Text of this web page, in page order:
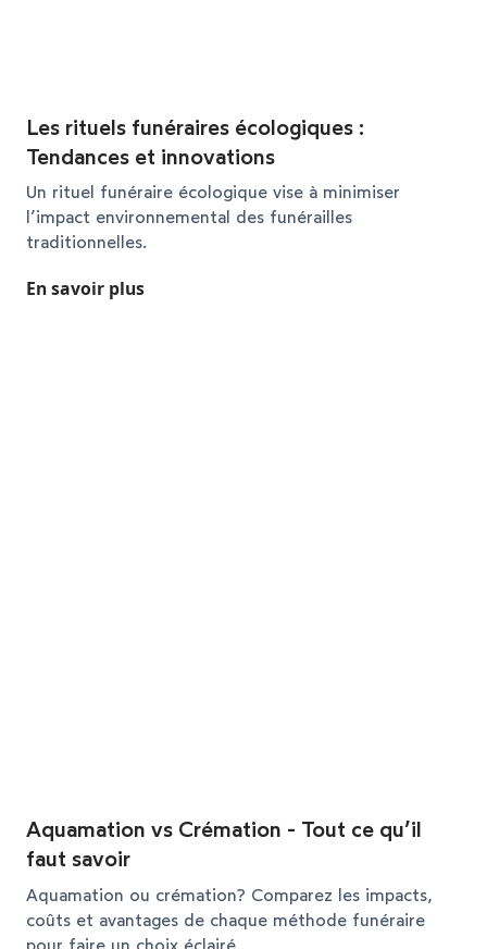
Les rituels funéraires écologiques :
Tendances et innovations
Un rituel funéraire écologique vise à minimiser
l’impact environnemental des funérailles
traditionnelles.
En savoir plus
Aquamation vs Crémation - Tout ce qu’il
faut savoir
Aquamation ou crémation? Comparez les impacts,
coûts et avantages de chaque méthode funéraire
pour faire un choix éclairé.